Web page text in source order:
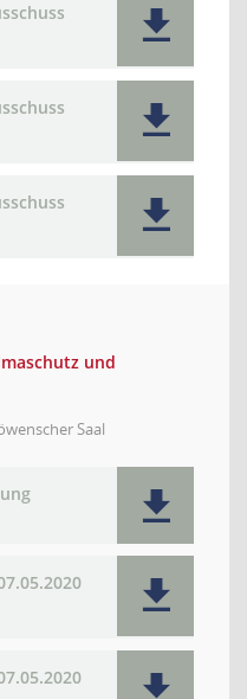
und
Saal